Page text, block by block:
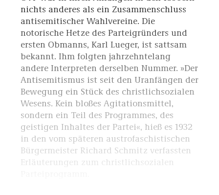
nichts anderes als ein Zusammenschluss
antisemitischer Wahlvereine. Die
notorische Hetze des Parteigründers und
ersten Obmanns, Karl Lueger, ist sattsam
bekannt. Ihm folgten jahrzehntelang
andere Interpreten derselben Nummer. »Der
Antisemitismus ist seit den Uranfängen der
Bewegung ein Stück des christlichsozialen
Wesens. Kein bloßes Agitationsmittel,
sondern ein Teil des Programmes, des
geistigen Inhaltes der Partei«, hieß es 1932
in den vom späteren austrofaschistischen
Bürgermeister Richard Schmitz verfassten
Erläuterungen zum christlichsozialen